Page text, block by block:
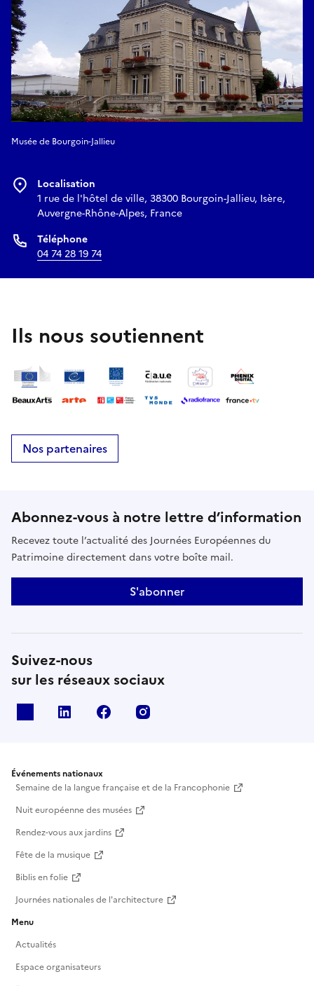
Musée de Bourgoin-Jallieu
Localisation
1 rue de l'hôtel de ville, 38300 Bourgoin-Jallieu, Isère,
Auvergne-Rhône-Alpes, France
Téléphone
04 74 28 19 74
Ils nous soutiennent
Nos partenaires
Abonnez-vous à notre lettre d’information
Recevez toute l’actualité des Journées Européennes du
Patrimoine directement dans votre boîte mail.
S'abonner
Suivez-nous
sur les réseaux sociaux
Linkedin Facebook
Événements nationaux
Semaine de la langue française et de la Francophonie
Nuit européenne des musées
Rendez-vous aux jardins
Fête de la musique
Biblis en folie
Journées nationales de l'architecture
Menu
Actualités
Espace organisateurs